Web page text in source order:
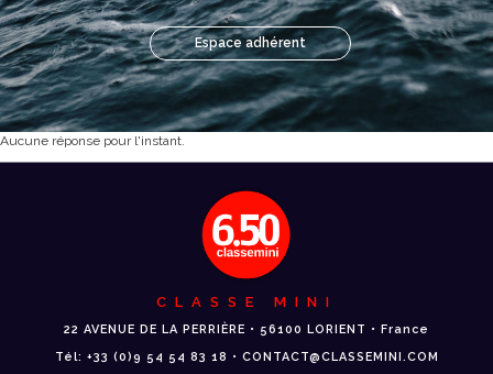
Espace adhérent
Aucune réponse pour l'instant.
CLASSE MINI
22 AVENUE DE LA PERRIÈRE • 56100 LORIENT • France
Tél: +33 (0)9 54 54 83 18 • CONTACT@CLASSEMINI.COM